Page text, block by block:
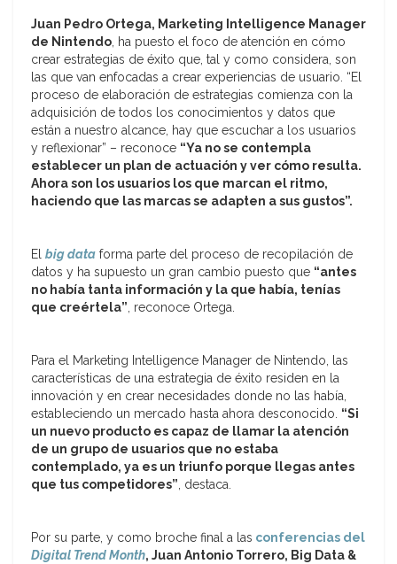
Juan Pedro Ortega, Marketing Intelligence Manager
de Nintendo , ha puesto el foco de atención en cómo
crear estrategias de éxito que, tal y como considera, son
las que van enfocadas a crear experiencias de usuario. “El
proceso de elaboración de estrategias comienza con la
adquisición de todos los conocimientos y datos que
están a nuestro alcance, hay que escuchar a los usuarios
y reflexionar” – reconoce “Ya no se contempla
establecer un plan de actuación y ver cómo resulta.
Ahora son los usuarios los que marcan el ritmo,
haciendo que las marcas se adapten a sus gustos”.
El big data forma parte del proceso de recopilación de
datos y ha supuesto un gran cambio puesto que “antes
no había tanta información y la que había, tenías
que creértela” , reconoce Ortega.
Para el Marketing Intelligence Manager de Nintendo, las
características de una estrategia de éxito residen en la
innovación y en crear necesidades donde no las había,
estableciendo un mercado hasta ahora desconocido. “Si
un nuevo producto es capaz de llamar la atención
de un grupo de usuarios que no estaba
contemplado, ya es un triunfo porque llegas antes
que tus competidores” , destaca.
Por su parte, y como broche final a las conferencias del
Digital Trend Month, Juan Antonio Torrero, Big Data &